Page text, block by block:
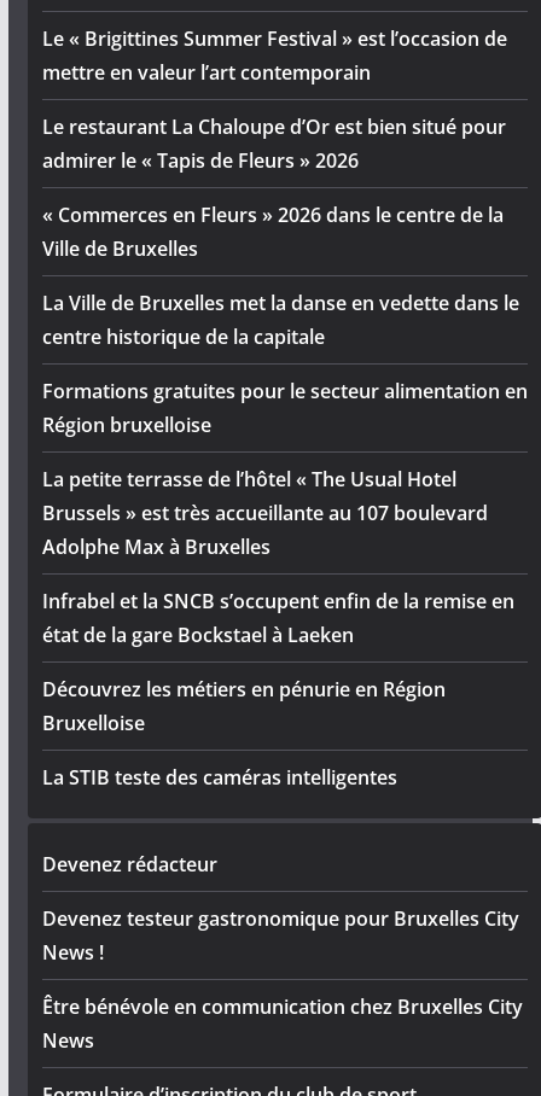
Le « Brigittines Summer Festival » est l’occasion de
mettre en valeur l’art contemporain
Le restaurant La Chaloupe d’Or est bien situé pour
admirer le « Tapis de Fleurs » 2026
« Commerces en Fleurs » 2026 dans le centre de la
Ville de Bruxelles
La Ville de Bruxelles met la danse en vedette dans le
centre historique de la capitale
Formations gratuites pour le secteur alimentation en
Région bruxelloise
La petite terrasse de l’hôtel « The Usual Hotel
Brussels » est très accueillante au 107 boulevard
Adolphe Max à Bruxelles
Infrabel et la SNCB s’occupent enfin de la remise en
état de la gare Bockstael à Laeken
Découvrez les métiers en pénurie en Région
Bruxelloise
La STIB teste des caméras intelligentes
Devenez rédacteur
Devenez testeur gastronomique pour Bruxelles City
News !
Être bénévole en communication chez Bruxelles City
News